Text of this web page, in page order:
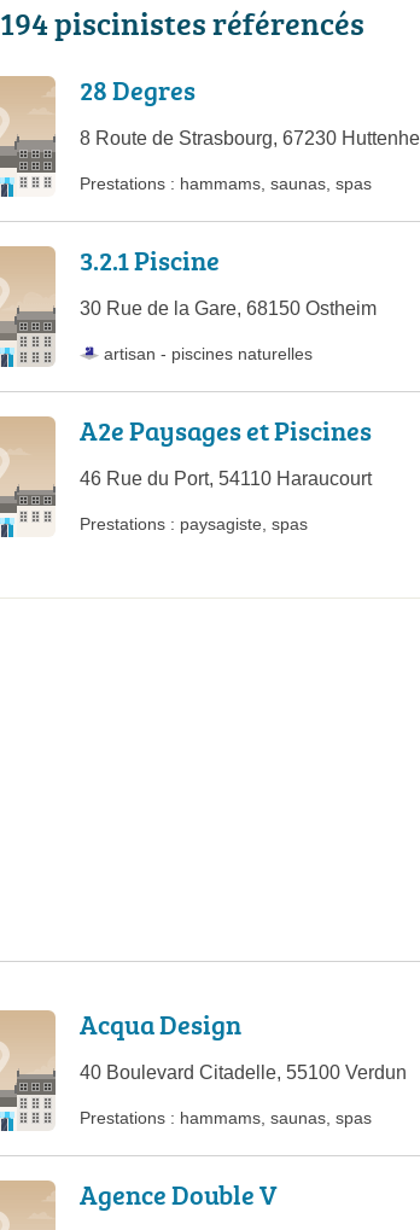
194 piscinistes référencés
28 Degres
8 Route de Strasbourg, 67230
Prestations : hammams saunas spas
3.2.1 Piscine
30 Rue de la Gare, 68150 Ostheim
artisan - piscines naturelles
A2e Paysages et Piscines
46 Rue du Port, 54110 Haraucourt
Prestations : paysagiste spas
Acqua Design
40 Boulevard Citadelle, 55100 Verdun
Prestations : hammams saunas spas
Agence Double V